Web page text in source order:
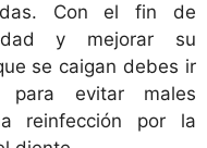
Con el fin de
y mejorar su
se caigan debes ir
para evitar males
reinfección por la